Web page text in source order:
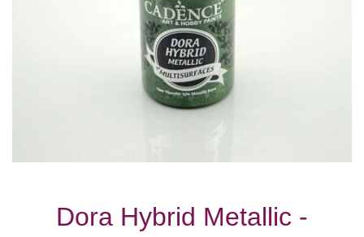
Dora Hybrid Metallic -